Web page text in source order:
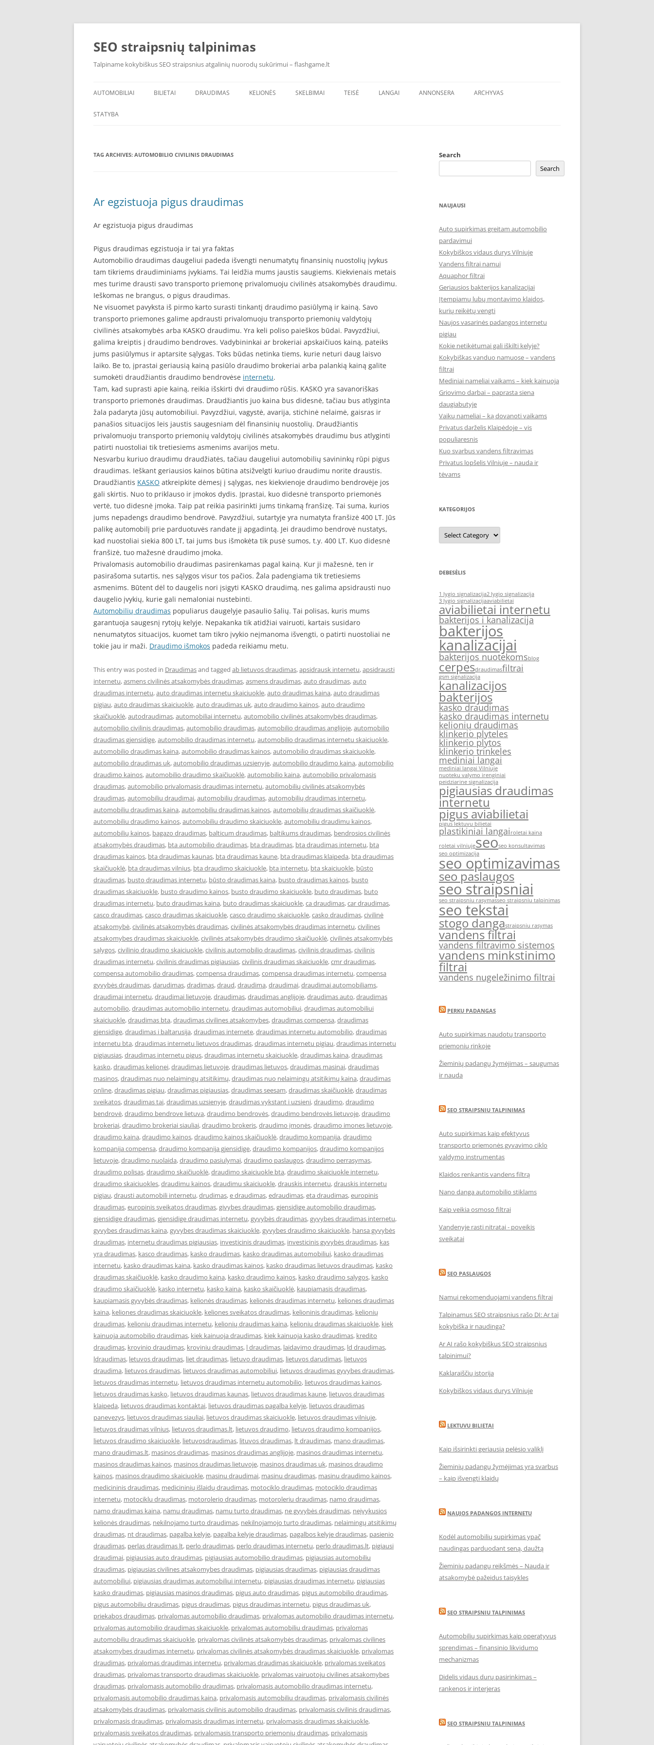
Skip
SEO straipsnių talpinimas
Talpiname kokybiškus SEO straipsnius atgalinių nuorodų sukūrimui – flashgame.lt
AUTOMOBILIAI BILIETAI DRAUDIMAS KELIONĖS SKELBIMAI TEISĖ LANGAI ANNONSERA ARCHYVAS
STATYBA
TAG ARCHIVES: AUTOMOBILIO CIVILINIS DRAUDIMAS
Ar egzistuoja pigus draudimas
Ar egzistuoja pigus draudimas
Pigus draudimas egzistuoja ir tai yra faktas
Automobilio draudimas daugeliui padeda išvengti nenumatytų finansinių nuostolių įvykus
tam tikriems draudiminiams įvykiams. Tai leidžia mums jaustis saugiems. Kiekvienais metais
mes turime drausti savo transporto priemonę privalomuoju civilinės atsakomybės draudimu.
Ieškomas ne brangus, o pigus draudimas.
Ne visuomet pavyksta iš pirmo karto surasti tinkantį draudimo pasiūlymą ir kainą. Savo
transporto priemones galime apdrausti privalomuoju transporto priemonių valdytojų
civilinės atsakomybės arba KASKO draudimu. Yra keli poliso paieškos būdai. Pavyzdžiui,
galima kreiptis į draudimo bendroves. Vadybininkai ar brokeriai apskaičiuos kainą, pateiks
jums pasiūlymus ir aptarsite sąlygas. Toks būdas netinka tiems, kurie neturi daug laisvo
laiko. Be to, įprastai geriausią kainą pasiūlo draudimo brokeriai arba palankią kainą galite
sumokėti draudžiantis draudimo bendrovėse internetu.
Tam, kad suprasti apie kainą, reikia išskirti dvi draudimo rūšis. KASKO yra savanoriškas
transporto priemonės draudimas. Draudžiantis juo kaina bus didesnė, tačiau bus atlyginta
žala padaryta jūsų automobiliui. Pavyzdžiui, vagystė, avarija, stichinė nelaimė, gaisras ir
panašios situacijos leis jaustis saugesniam dėl finansinių nuostolių. Draudžiantis
privalomuoju transporto priemonių valdytojų civilinės atsakomybės draudimu bus atlyginti
patirti nuostoliai tik tretiesiems asmenims avarijos metu.
Nesvarbu kuriuo draudimu draudžiatės, tačiau daugeliui automobilių savininkų rūpi pigus
draudimas. Ieškant geriausios kainos būtina atsižvelgti kuriuo draudimu norite draustis.
Draudžiantis KASKO atkreipkite dėmesį į sąlygas, nes kiekvienoje draudimo bendrovėje jos
gali skirtis. Nuo to priklauso ir įmokos dydis. Įprastai, kuo didesnė transporto priemonės
vertė, tuo didesnė įmoka. Taip pat reikia pasirinkti jums tinkamą franšizę. Tai suma, kurios
jums nepadengs draudimo bendrovė. Pavyzdžiui, sutartyje yra numatyta franšizė 400 LT. Jūs
palikę automobilį prie parduotuvės randate jį apgadintą. Jei draudimo bendrovė nustatys,
kad nuostoliai siekia 800 LT, tai jums bus išmokėta tik pusė sumos, t.y. 400 LT. Kuo didesnė
franšizė, tuo mažesnė draudimo įmoka.
Privalomasis automobilio draudimas pasirenkamas pagal kainą. Kur ji mažesnė, ten ir
pasirašoma sutartis, nes sąlygos visur tos pačios. Žala padengiama tik tretiesiems
asmenims. Būtent dėl to daugelis nori įsigyti KASKO draudimą, nes galima apsidrausti nuo
daugelio įvykių, kurie gali nemaloniai nustebinti.
Automobilių draudimas populiarus daugelyje pasaulio šalių. Tai polisas, kuris mums
garantuoja saugesnį rytojų kelyje. Nepakanka tik atidžiai vairuoti, kartais susidaro
nenumatytos situacijos, kuomet tam tikro įvykio neįmanoma išvengti, o patirti nuostoliai ne
tokie jau ir maži. Draudimo išmokos padeda reikiamu metu.
This entry was posted in Draudimasand tagged ab lietuvos draudimas,apsidrausk internetu,apsidrausti
internetu,asmens civilinės atsakomybės draudimas,asmens draudimas,auto draudimas,auto
draudimas internetu,auto draudimas internetu skaiciuokle,auto draudimas kaina,auto draudimas
pigiau,auto draudimas skaiciuokle,auto draudimas uk,auto draudimo kainos,auto draudimo
skaičiuoklė,autodraudimas,automobiliai internetu,automobilio civilinės atsakomybės draudimas,
automobilio civilinis draudimas,automobilio draudimas,automobilio draudimas anglijoje,automobilio
draudimas gjensidige,automobilio draudimas internetu,automobilio draudimas internetu skaiciuokle,
automobilio draudimas kaina,automobilio draudimas kainos,automobilio draudimas skaiciuokle,
automobilio draudimas uk,automobilio draudimas uzsienyje,automobilio draudimo kaina,automobilio
draudimo kainos,automobilio draudimo skaičiuoklė,automobilio kaina,automobilio privalomasis
draudimas,automobilio privalomasis draudimas internetu,automobilių civilinės atsakomybės
draudimas,automobiliu draudimai,automobilių draudimas,automobilių draudimas internetu,
automobiliu draudimas kaina,automobiliu draudimas kainos,automobilių draudimas skaičiuoklė,
automobiliu draudimo kainos,automobiliu draudimo skaiciuokle,automobiliu draudimu kainos,
automobilių kainos, bagazo draudimas, balticum draudimas, baltikums draudimas, bendrosios civilinės
atsakomybės draudimas, bta automobilio draudimas, bta draudimas, bta draudimas internetu, bta
draudimas kainos, bta draudimas kaunas, bta draudimas kaune, bta draudimas klaipeda, bta draudimas
skaičiuoklė, bta draudimas vilnius, bta draudimo skaiciuokle, bta internetu, bta skaiciuokle, būsto
draudimas, busto draudimas internetu, būsto draudimas kaina, busto draudimas kainos, busto
draudimas skaiciuokle, busto draudimo kainos, busto draudimo skaiciuokle, buto draudimas, buto
draudimas internetu, buto draudimas kaina, buto draudimas skaiciuokle,ca draudimas,car draudimas,
casco draudimas,casco draudimas skaiciuokle,casco draudimo skaiciuokle,casko draudimas,civilinė
atsakomybė,civilinės atsakomybės draudimas,civilinės atsakomybės draudimas internetu,civilines
atsakomybes draudimas skaiciuokle,civilinės atsakomybės draudimo skaičiuoklė,civilinės atsakomybės
sąlygos,civilinio draudimo skaiciuokle,civilinis automobilio draudimas,civilinis draudimas,civilinis
draudimas internetu,civilinis draudimas pigiausias,civilinis draudimas skaiciuokle,cmr draudimas,
compensa automobilio draudimas,compensa draudimas,compensa draudimas internetu,compensa
gyvybės draudimas,darudimas,dradimas,draud,draudima,draudimai,draudimai automobiliams,
draudimai internetu,draudimai lietuvoje,draudimas,draudimas anglijoje,draudimas auto,draudimas
automobilio,draudimas automobilio internetu,draudimas automobiliui,draudimas automobiliui
skaiciuokle,draudimas bta,draudimas civilines atsakomybes,draudimas compensa,draudimas
gjensidige,draudimas i baltarusija,draudimas internete,draudimas internetu automobilio,draudimas
internetu bta,draudimas internetu lietuvos draudimas,draudimas internetu pigiau,draudimas internetu
pigiausias,draudimas internetu pigus,draudimas internetu skaiciuokle,draudimas kaina,draudimas
kasko,draudimas kelionei,draudimas lietuvoje,draudimas lietuvos,draudimas masinai,draudimas
masinos,draudimas nuo nelaimingų atsitikimų,draudimas nuo nelaimingų atsitikimų kaina,draudimas
online,draudimas pigiau,draudimas pigiausias,draudimas seesam,draudimas skaičiuoklė,draudimas
sveikatos,draudimas tai,draudimas uzsienyje,draudimas vykstant i uzsieni,draudimo,draudimo
bendrovė,draudimo bendrove lietuva,draudimo bendrovės,draudimo bendrovės lietuvoje,draudimo
brokeriai,draudimo brokeriai siauliai,draudimo brokeris,draudimo įmonės,draudimo imones lietuvoje,
draudimo kaina,draudimo kainos,draudimo kainos skaičiuoklė,draudimo kompanija,draudimo
kompanija compensa,draudimo kompanija gjensidige,draudimo kompanijos,draudimo kompanijos
lietuvoje,draudimo nuolaida,draudimo pasiulymai,draudimo paslaugos,draudimo perrasymas,
draudimo polisas,draudimo skaičiuoklė,draudimo skaiciuokle bta,draudimo skaiciuokle internetu,
draudimo skaiciuokles,draudimu kainos,draudimu skaiciuokle,drauskis internetu,drauskis internetu
pigiau,drausti automobili internetu,drudimas,e draudimas,edraudimas,eta draudimas,europinis
draudimas,europinis sveikatos draudimas,givybes draudimas,gjensidige automobilio draudimas,
gjensidige draudimas,gjensidige draudimas internetu,gyvybės draudimas,gyvybes draudimas internetu,
gyvybes draudimas kaina,gyvybes draudimas skaiciuokle,gyvybes draudimo skaiciuokle, hansa gyvybės
draudimas, internetu draudimas pigiausias, investicinis draudimas, investicinis gyvybės draudimas, kas
yra draudimas, kasco draudimas, kasko draudimas, kasko draudimas automobiliui, kasko draudimas
internetu, kasko draudimas kaina, kasko draudimas kainos, kasko draudimas lietuvos draudimas, kasko
draudimas skaičiuoklė, kasko draudimo kaina, kasko draudimo kainos, kasko draudimo salygos, kasko
draudimo skaičiuoklė, kasko internetu, kasko kaina, kasko skaičiuoklė, kaupiamasis draudimas,
kaupiamasis gyvybės draudimas, kelionės draudimas, kelionės draudimas internetu, keliones draudimas
kaina, keliones draudimas skaiciuokle, keliones sveikatos draudimas, kelioninis draudimas, kelionių
draudimas, kelionių draudimas internetu, kelionių draudimas kaina, kelioniu draudimas skaiciuokle, kiek
kainuoja automobilio draudimas, kiek kainuoja draudimas, kiek kainuoja kasko draudimas, kredito
draudimas, krovinio draudimas, kroviniu draudimas, l draudimas, laidavimo draudimas, ld draudimas,
ldraudimas, letuvos draudimas, liet draudimas, lietuvo draudimas, lietuvos darudimas, lietuvos
draudima, lietuvos draudimas, lietuvos draudimas automobiliui, lietuvos draudimas gyvybes draudimas,
lietuvos draudimas internetu, lietuvos draudimas internetu automobilio, lietuvos draudimas kainos,
lietuvos draudimas kasko, lietuvos draudimas kaunas, lietuvos draudimas kaune, lietuvos draudimas
klaipeda, lietuvos draudimas kontaktai, lietuvos draudimas pagalba kelyje, lietuvos draudimas
panevezys, lietuvos draudimas siauliai, lietuvos draudimas skaiciuokle, lietuvos draudimas vilniuje,
lietuvos draudimas vilnius, lietuvos draudimas.lt, lietuvos draudimo, lietuvos draudimo kompanijos,
lietuvos draudimo skaiciuokle, lietuvosdraudimas, lituvos draudimas, lt draudimas, mano draudimas,
mano draudimas.lt, masinos draudimas, masinos draudimas anglijoje, masinos draudimas internetu,
masinos draudimas kainos, masinos draudimas lietuvoje, masinos draudimas uk, masinos draudimo
kainos, masinos draudimo skaiciuokle, masinu draudimai, masinu draudimas, masinu draudimo kainos,
medicininis draudimas, medicininių išlaidų draudimas, motociklo draudimas, motociklo draudimas
internetu, motociklu draudimas, motorolerio draudimas, motoroleriu draudimas, namo draudimas,
namo draudimas kaina, namu draudimas, namu turto draudimas, ne gyvybės draudimas, neįvykusios
kelionės draudimas, nekilnojamo turto draudimas, nekilnojamojo turto draudimas, nelaimingų atsitikimų
draudimas, nt draudimas, pagalba kelyje, pagalba kelyje draudimas, pagalbos kelyje draudimas, pasienio
draudimas, perlas draudimas lt, perlo draudimas, perlo draudimas internetu, perlo draudimas.lt, pigiausi
draudimai, pigiausias auto draudimas, pigiausias automobilio draudimas, pigiausias automobiliu
draudimas, pigiausias civilines atsakomybes draudimas, pigiausias draudimas, pigiausias draudimas
automobiliui, pigiausias draudimas automobiliui internetu, pigiausias draudimas internetu, pigiausias
kasko draudimas, pigiausias masinos draudimas, pigus auto draudimas, pigus automobilio draudimas,
pigus automobiliu draudimas, pigus draudimas, pigus draudimas internetu, pigus draudimas uk,
priekabos draudimas, privalomas automobilio draudimas, privalomas automobilio draudimas internetu,
privalomas automobilio draudimas skaiciuokle, privalomas automobiliu draudimas, privalomas
automobiliu draudimas skaiciuokle, privalomas civilinės atsakomybės draudimas, privalomas civilines
atsakomybes draudimas internetu, privalomas civilinės atsakomybės draudimas skaiciuokle, privalomas
draudimas, privalomas draudimas internetu, privalomas draudimas skaiciuokle, privalomas sveikatos
draudimas, privalomas transporto draudimas skaiciuokle, privalomas vairuotoju civilines atsakomybes
draudimas, privalomasis automobilio draudimas, privalomasis automobilio draudimas internetu,
privalomasis automobilio draudimas kaina, privalomasis automobiliu draudimas, privalomasis civilinės
atsakomybės draudimas, privalomasis civilinis automobilio draudimas, privalomasis civilinis draudimas,
privalomasis draudimas, privalomasis draudimas internetu, privalomasis draudimas skaiciuokle,
privalomasis sveikatos draudimas, privalomasis transporto priemonių draudimas, privalomasis
Search
Search
NAUJAUSI
Auto supirkimas greitam automobilio
pardavimui
Kokybiškos vidaus durys Vilniuje
Vandens filtrai namui
Aquaphor filtrai
Geriausios bakterijos kanalizacijai
Įtempiamų lubų montavimo klaidos,
kurių reikėtų vengti
Naujos vasarinės padangos internetu
pigiau
Kokie netikėtumai gali iškilti kelyje?
Kokybiškas vanduo namuose – vandens
filtrai
Mediniai nameliai vaikams – kiek kainuoja
Griovimo darbai – paprasta siena
daugiabutyje
Vaikų nameliai – ką dovanoti vaikams
Privatus darželis Klaipėdoje – vis
populiaresnis
Kuo svarbus vandens filtravimas
Privatus lopšelis Vilniuje – nauda ir
tėvams
KATEGORIJOS
Kategorijos
DEBESĖLIS
1 lygio signalizacija2 lygio signalizacija
3 lygio signalizacijaaviabilietai
aviabilietai internetu
bakterijos i kanalizacija
bakterijos
kanalizacijai
bakterijos nuotekomsblog
cerpesdraudimasfiltrai
gsm signalizacija
kanalizacijos
bakterijos
kasko draudimas
kasko draudimas internetu
kelionių draudimas
klinkerio plyteles
klinkerio plytos
klinkerio trinkeles
mediniai langai
mediniai langai Vilniuje
nuoteku valymo irenginiai
peidziarine signalizacija
pigiausias draudimas
internetu
pigus aviabilietai
pigus lektuvu bilietai
plastikiniai langai roletai kaina
roletai vilniujeseoseo konsultavimas
seo optimizacija
seo optimizavimas
seo paslaugos
seo straipsniai
seo straipsniu rasymasseo straipsniu talpinimas
seo tekstai
stogo dangastraipsniu rasymas
vandens filtrai
vandens filtravimo sistemos
vandens minkstinimo
filtrai
vandens nugeležinimo filtrai
PERKU PADANGAS
Auto supirkimas naudotų transporto
priemonių rinkoje
Žieminių padangų žymėjimas – saugumas
ir nauda
SEO STRAIPSNIU TALPINIMAS
Auto supirkimas kaip efektyvus
transporto priemonės gyvavimo ciklo
valdymo instrumentas
Klaidos renkantis vandens filtrą
Nano danga automobilio stiklams
Kaip veikia osmoso filtrai
Vandenyje rasti nitratai - poveikis
sveikatai
SEO PASLAUGOS
Namui rekomenduojami vandens filtrai
Talpinamus SEO straipsnius rašo DI: Ar tai
kokybiška ir naudinga?
Ar AI rašo kokybiškus SEO straipsnius
talpinimui?
Kaklaraiščių istorija
Kokybiškos vidaus durys Vilniuje
LEKTUVU BILIETAI
Kaip išsirinkti geriausią pelėsio valiklį
Žieminių padangų žymėjimas yra svarbus
– kaip išvengti klaidų
NAUJOS PADANGOS INTERNETU
Kodėl automobilių supirkimas ypač
naudingas parduodant seną, daužtą
Žieminių padangų reikšmės – Nauda ir
atsakomybė pažeidus taisykles
SEO STRAIPSNIU TALPINIMAS
Automobilių supirkimas kaip operatyvus
sprendimas – finansinio likvidumo
mechanizmas
Didelis vidaus durų pasirinkimas –
rankenos ir interjeras
SEO STRAIPSNIU TALPINIMAS